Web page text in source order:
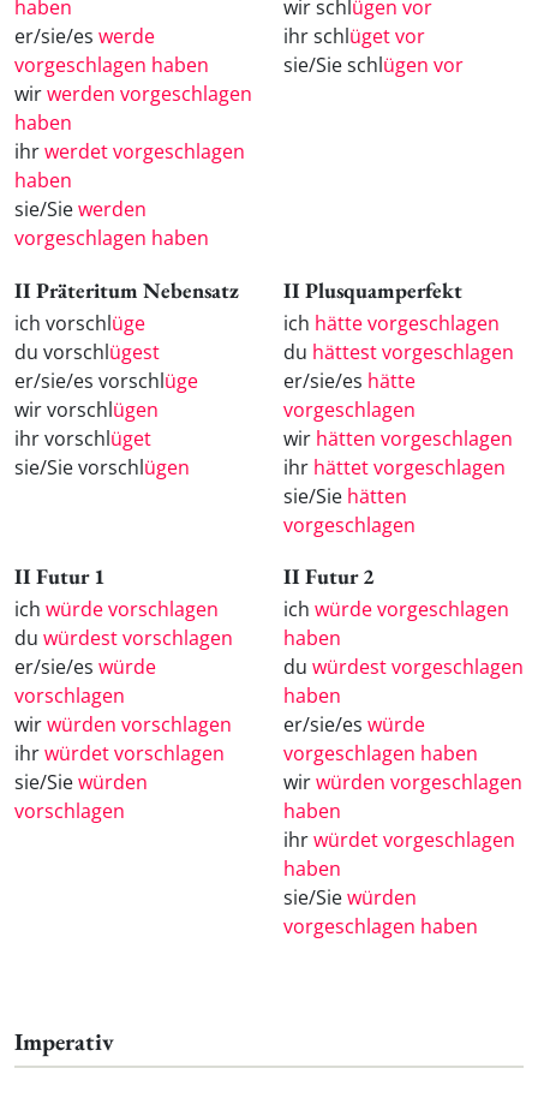
haben
er/sie/es werde
vorgeschlagen haben
wirwerden vorgeschlagen
haben
ihrwerdet vorgeschlagen
haben
sie/Siewerden
vorgeschlagen haben
wir schl ügen vor
ihr schlüget vor
sie/Sie schlügen vor
II Präteritum Nebensatz
ich vorschlüge
du vorschlügest
er/sie/es vorschlüge
wir vorschlügen
ihr vorschlüget
sie/Sie vorschlügen
II Plusquamperfekt
ich hätte vorgeschlagen
du hättest vorgeschlagen
er/sie/es hätte
vorgeschlagen
wir hätten vorgeschlagen
ihr hättet vorgeschlagen
sie/Sie hätten
vorgeschlagen
II Futur 1
ich würde vorschlagen
du würdest vorschlagen
er/sie/es würde
vorschlagen
wirwürden vorschlagen
ihrwürdet vorschlagen
sie/Siewürden
vorschlagen
II Futur 2
ich würde vorgeschlagen
haben
du würdest vorgeschlagen
haben
er/sie/es würde
vorgeschlagen haben
wirwürden vorgeschlagen
haben
ihrwürdet vorgeschlagen
haben
sie/Siewürden
vorgeschlagen haben
Imperativ